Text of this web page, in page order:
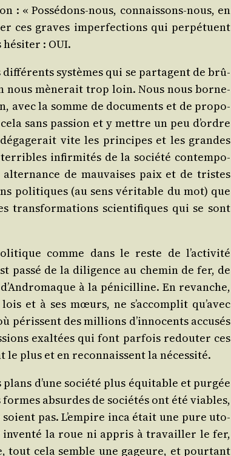
: « Pos­sé­dons-nous, connais­sons-nous, en
ces graves imper­fec­tions qui per­pé­tuent
hési­ter : OUI.
sys­tèmes qui se par­tagent de brû­
nous mène­rait trop loin. Nous nous bor­ne­
avec la somme de docu­ments et de pro­po­
sans pas­sion et y mettre un peu d’ordre
vite les prin­cipes et les grandes
ter­ribles infir­mi­tés de la socié­té contem­po­
de mau­vaises paix et de tristes
poli­tiques (au sens véri­table du mot) que
trans­for­ma­tions scien­ti­fiques qui se sont
comme dans le reste de l’activité
pas­sé de la dili­gence au che­min de fer, de
à la péni­cil­line. En revanche,
et à ses mœurs, ne s’accomplit qu’avec
péris­sent des mil­lions d’innocents accu­sés
exal­tées qui font par­fois redou­ter ces
plus et en recon­naissent la nécessité.
d’une socié­té plus équi­table et pur­gée
formes absurdes de socié­tés ont été viables,
pas. L’empire inca était une pure uto­
la roue ni appris à tra­vailler le fer,
tout cela semble une gageure, et pour­tant